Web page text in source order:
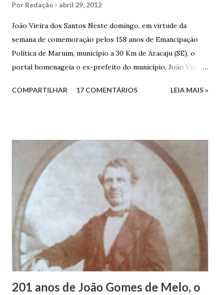
Por Redação abril 29, 2012
João Vieira dos Santos Neste domingo, em virtude da
semana de comemoração pelos 158 anos de Emancipação
Política de Maruim, município a 30 Km de Aracaju (SE), o
portal homenageia o ex-prefeito do município, João Vieira
Vieira dos Santos e Arlinda Barroso dos Santos, nasceu em
infância pobre, João Vieira não pôde se dedicar aos
estudos, e então passou a colocar o trabalho em primeiro
plano para auxiliar na renda familiar. No comércio foi
garçon, dono de bar, de armarinho e depois de uma
panificação. “Ao contrário de muitos, que renegam suas
raízes e procuram obscurecer seu passado, orgulhava-se
em defender o pão como garçon, tendo incontáveis vezes
que trabalhar copiosamente fora de seu horário normal em
trocas de gorjetas que c...
COMPARTILHAR 17 COMENTÁRIOS LEIA MAIS »
201 anos de João Gomes de Melo, o